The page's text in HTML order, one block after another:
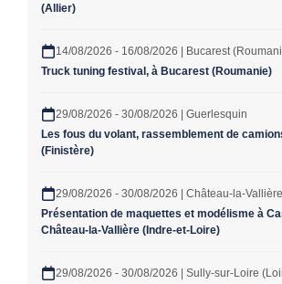
(Allier)
14/08/2026 - 16/08/2026 | Bucarest
Truck tuning festival, à Bucarest (Roumanie)
29/08/2026 - 30/08/2026 | Guerlesquin
Les fous du volant, rassemblement de
(Finistère)
29/08/2026 - 30/08/2026 | Château-la-Vallière
Présentation de maquettes et modélisme à
Château-la-Vallière (Indre-et-Loire)
29/08/2026 - 30/08/2026 | Sully-sur-Loire